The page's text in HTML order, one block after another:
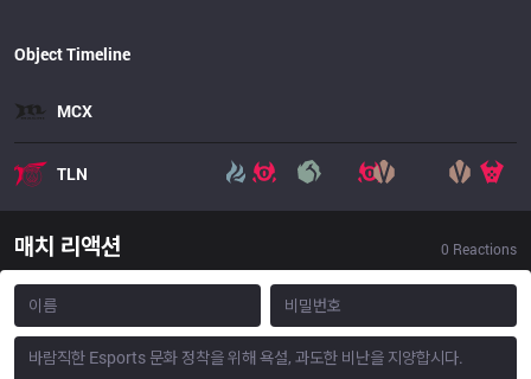
Object Timeline
MCX
TLN
매치 리액션 0 Reactions